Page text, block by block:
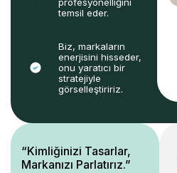
temsil eder.
Biz, markaların
enerjisini hisseder,
onu yaratıcı bir
stratejiyle
görselleştiririz.
“Kimliğinizi Tasarlar,
Markanızı Parlatırız.”